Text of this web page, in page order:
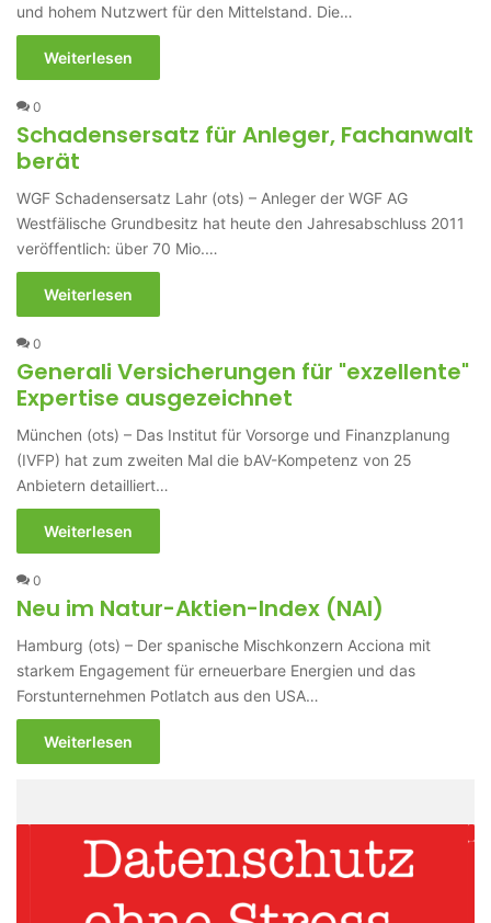
und hohem Nutzwert für den Mittelstand. Die…
Weiterlesen
0
Schadensersatz für Anleger, Fachanwalt
berät
WGF Schadensersatz Lahr (ots) – Anleger der WGF AG
Westfälische Grundbesitz hat heute den Jahresabschluss 2011
veröffentlich: über 70 Mio.…
Weiterlesen
0
Generali Versicherungen für "exzellente"
Expertise ausgezeichnet
München (ots) – Das Institut für Vorsorge und Finanzplanung
(IVFP) hat zum zweiten Mal die bAV-Kompetenz von 25
Anbietern detailliert…
Weiterlesen
0
Neu im Natur-Aktien-Index (NAI)
Hamburg (ots) – Der spanische Mischkonzern Acciona mit
starkem Engagement für erneuerbare Energien und das
Forstunternehmen Potlatch aus den USA…
Weiterlesen